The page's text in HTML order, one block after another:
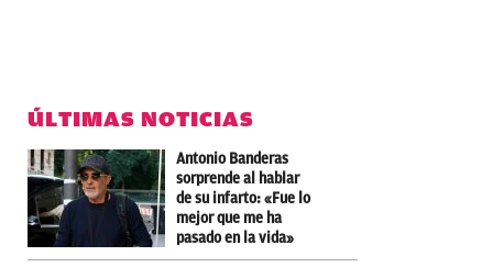
ÚLTIMAS NOTICIAS
Antonio Banderas
sorprende al hablar
de su infarto: «Fue lo
mejor que me ha
pasado en la vida»